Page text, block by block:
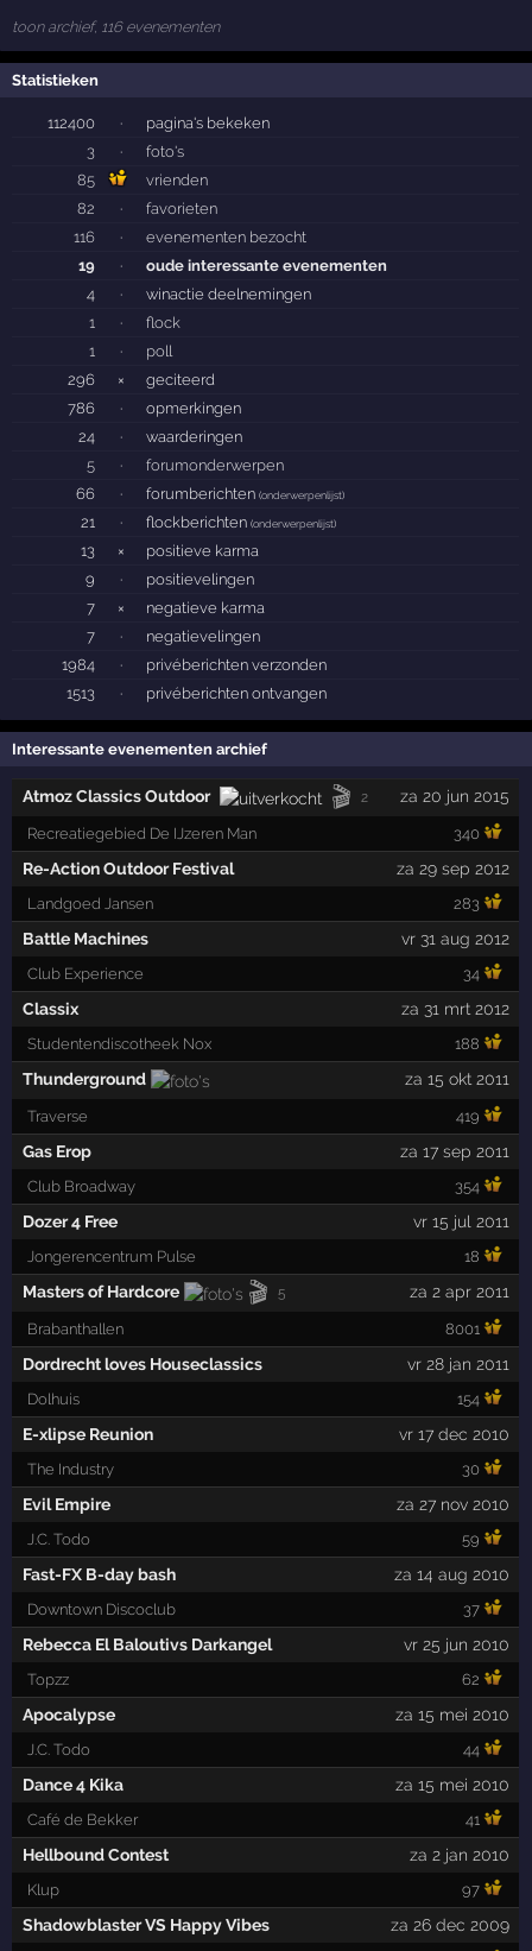
toon archief, 116 evenementen
Statistieken
112400 ·
pagina's bekeken
3
·
foto's
85
vrienden
82
·
favorieten
116
·
evenementen bezocht
19
·
oude interessante evenementen
4
·
winactie deelnemingen
1
·
flock
1
·
poll
296
×
geciteerd
786
·
opmerkingen
24
·
waarderingen
5
·
forumonderwerpen
66
· forumberichten(onderwerpenlijst)
21 · flockberichten(onderwerpenlijst)
13 ×
positieve karma
9
·
positievelingen
7
×
negatieve karma
7
·
negatievelingen
1984
·
privéberichten verzonden
1513
· privéberichten ontvangen
Interessante evenementen archief
Atmoz Classics Outdoor 🎬 2 za 20 jun 2015
Recreatiegebied De IJzeren Man 340
Re-Action Outdoor Festival za 29 sep 2012
Landgoed Jansen 283
Battle Machines vr 31 aug 2012
Club Experience 34
Classix za 31 mrt 2012
Studentendiscotheek Nox 188
Thunderground za 15 okt 2011
Traverse 419
Gas Erop za 17 sep 2011
Club Broadway 354
Dozer 4 Free vr 15 jul 2011
Jongerencentrum Pulse 18
Masters of Hardcore 🎬 5 za 2 apr 2011
Brabanthallen 8001
Dordrecht loves Houseclassics vr 28 jan 2011
Dolhuis 154
E-xlipse Reunion vr 17 dec 2010
The Industry 30
Evil Empire za 27 nov 2010
J.C. Todo 59
Fast-FX B-day bash za 14 aug 2010
Downtown Discoclub 37
Rebecca El Baloutivs Darkangel vr 25 jun 2010
Topzz 62
Apocalypse za 15 mei 2010
J.C. Todo 44
Dance 4 Kika za 15 mei 2010
Café de Bekker 41
Hellbound Contest za 2 jan 2010
Klup 97
Shadowblaster VS Happy Vibes za 26 dec 2009